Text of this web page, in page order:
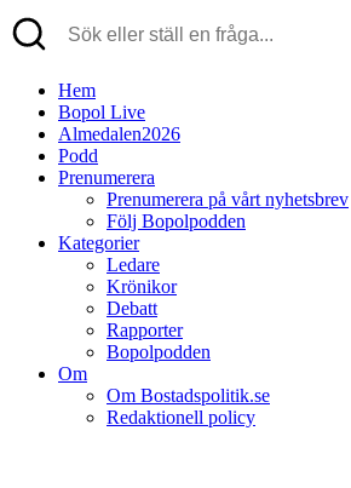
Hem
Bopol Live
Almedalen2026
Podd
Prenumerera
Prenumerera på vårt nyhetsbrev
Följ Bopolpodden
Kategorier
Ledare
Krönikor
Debatt
Rapporter
Bopolpodden
Om
Om Bostadspolitik.se
Redaktionell policy